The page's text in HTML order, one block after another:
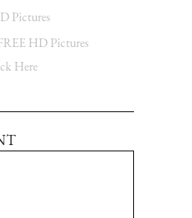
Pictures
HD Pictures
Here